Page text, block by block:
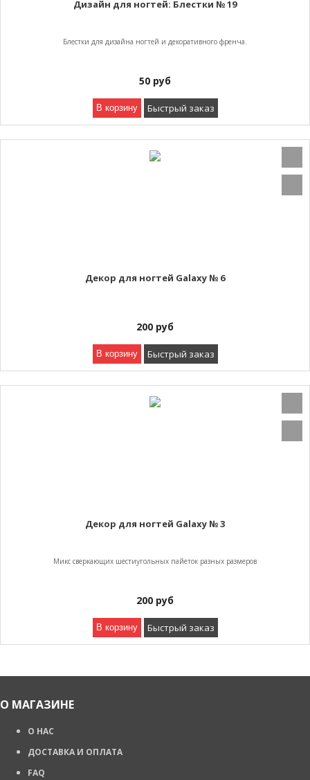
Дизайн для ногтей: Блестки № 19
Блестки для дизайна ногтей и декоративного френча.
50 руб
В корзину Быстрый заказ
Декор для ногтей Galaxy № 6
200 руб
В корзину Быстрый заказ
Декор для ногтей Galaxy № 3
Микс сверкающих шестиугольных пайеток разных размеров
200 руб
В корзину Быстрый заказ
О МАГАЗИНЕ
О НАС
ДОСТАВКА И ОПЛАТА
FAQ